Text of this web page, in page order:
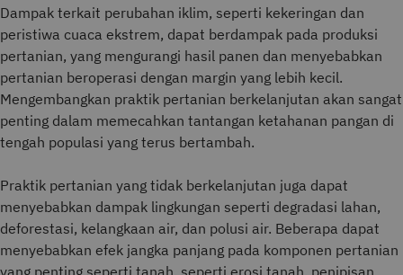
Dampak terkait perubahan iklim, seperti kekeringan dan
peristiwa cuaca ekstrem, dapat berdampak pada produksi
pertanian, yang mengurangi hasil panen dan menyebabkan
pertanian beroperasi dengan margin yang lebih kecil.
Mengembangkan praktik pertanian berkelanjutan akan sangat
penting dalam memecahkan tantangan ketahanan pangan di
tengah populasi yang terus bertambah.
Praktik pertanian yang tidak berkelanjutan juga dapat
menyebabkan dampak lingkungan seperti degradasi lahan,
deforestasi, kelangkaan air, dan polusi air. Beberapa dapat
menyebabkan efek jangka panjang pada komponen pertanian